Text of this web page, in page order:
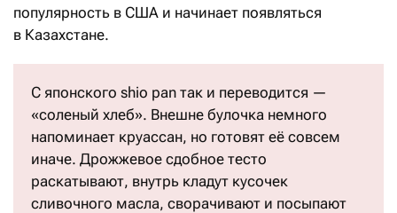
популярность в США и начинает появляться
в Казахстане.
С японского shio pan так и переводится —
«соленый хлеб». Внешне булочка немного
напоминает круассан, но готовят её совсем
иначе. Дрожжевое сдобное тесто
раскатывают, внутрь кладут кусочек
сливочного масла, сворачивают и посыпают